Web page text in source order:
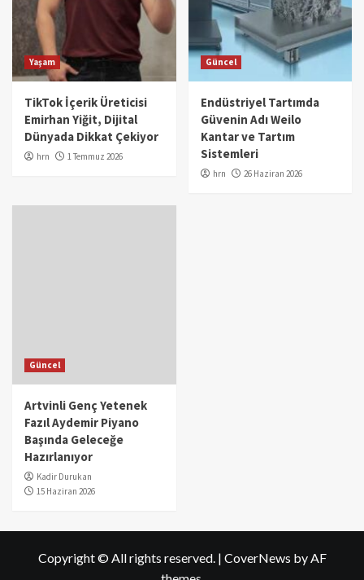
Yaşam
TikTok İçerik Üreticisi
Emirhan Yiğit, Dijital
Dünyada Dikkat Çekiyor
hrn 1 Temmuz 2026
Güncel
Endüstriyel Tartımda
Güvenin Adı Weilo
Kantar ve Tartım
Sistemleri
hrn 26 Haziran 2026
Güncel
Artvinli Genç Yetenek
Fazıl Aydemir Piyano
Başında Geleceğe
Hazırlanıyor
Kadir Durukan
15 Haziran 2026
Copyright © All rights reserved. | CoverNews by AF